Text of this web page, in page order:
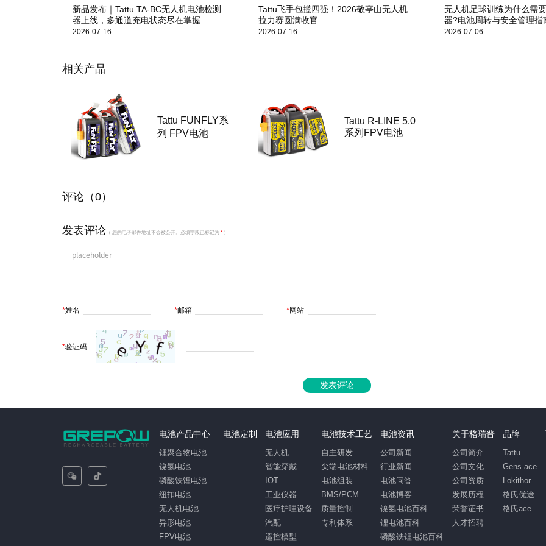
新品发布｜Tattu TA-BC无人机电池检测
器上线，多通道充电状态尽在掌握
2026-07-16
Tattu飞手包揽四强！2026敬亭山无人机
拉力赛圆满收官
2026-07-16
无人机足球训练为什么需
器?电池周转与安全管理指
2026-07-06
相关产品
Tattu FUNFLY系
列 FPV电池
Tattu R-LINE 5.0
系列FPV电池
评论（0）
发表评论 （ 您的电子邮件地址不会被公开。必填字段已标记为 *）
*姓名 *邮箱 *网站
*验证码
发表评论
电池产品中心
锂聚合物电池
镍氢电池
磷酸铁锂电池
纽扣电池
无人机电池
异形电池
FPV电池
电池定制 电池应用
无人机
智能穿戴
IOT
工业仪器
医疗护理设备
汽配
遥控模型
电池技术工艺
自主研发
尖端电池材料
电池组装
BMS/PCM
质量控制
专利体系
电池资讯
公司新闻
行业新闻
电池问答
电池博客
镍氢电池百科
锂电池百科
磷酸铁锂电池百科
关于格瑞普
公司简介
公司文化
公司资质
发展历程
荣誉证书
人才招聘
品牌
Tattu
Gens ace
Lokithor
格氏优途
格氏ace